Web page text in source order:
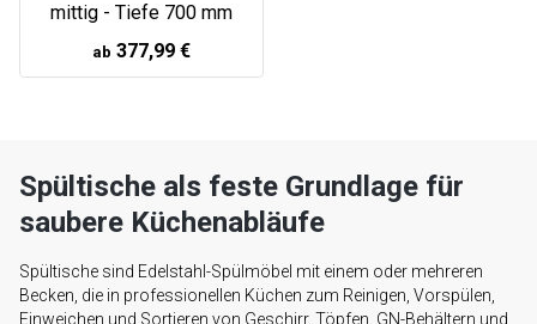
mittig - Tiefe 700 mm
ab 377,99 €
Spültische als feste Grundlage für
saubere Küchenabläufe
Spültische sind Edelstahl-Spülmöbel mit einem oder mehreren
Becken, die in professionellen Küchen zum Reinigen, Vorspülen,
Einweichen und Sortieren von Geschirr, Töpfen, GN-Behältern und